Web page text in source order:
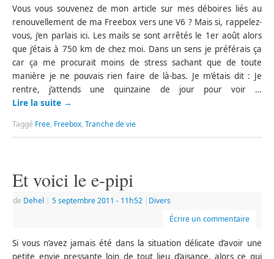
Vous vous souvenez de mon article sur mes déboires liés au
renouvellement de ma Freebox vers une V6 ? Mais si, rappelez-
vous, j’en parlais ici. Les mails se sont arrêtés le 1er août alors
que j’étais à 750 km de chez moi. Dans un sens je préférais ça
car ça me procurait moins de stress sachant que de toute
manière je ne pouvais rien faire de là-bas. Je m’étais dit : Je
rentre, j’attends une quinzaine de jour pour voir …
Lire la suite →
Taggé Free, Freebox,Tranche de vie
Et voici le e-pipi
de Dehel | 5 septembre 2011 - 11h52 | Divers
Écrire un commentaire
Si vous n’avez jamais été dans la situation délicate d’avoir une
petite envie pressante loin de tout lieu d’aisance, alors ce qui